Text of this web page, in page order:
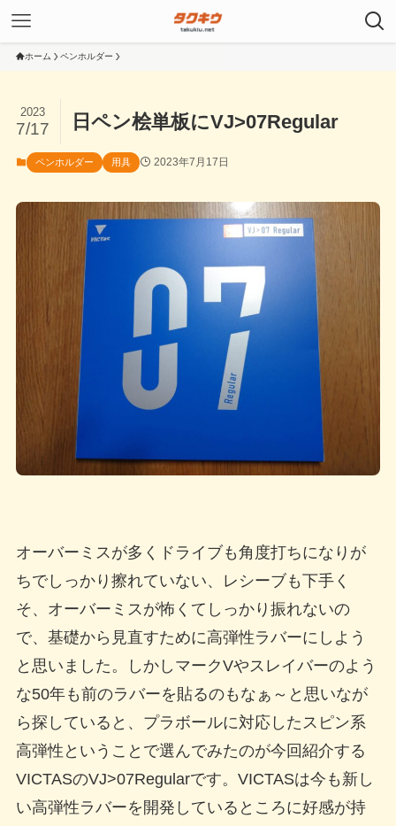
ホーム ペンホルダー
日ペン桧単板にVJ>07Regular
2023
7/17
ペンホルダー 用具 2023年7月17日
オーバーミスが多くドライブも角度打ちになりが
ちでしっかり擦れていない、レシーブも下手く
そ、オーバーミスが怖くてしっかり振れないの
で、基礎から見直すために高弾性ラバーにしよう
と思いました。しかしマークVやスレイバーのよう
な50年も前のラバーを貼るのもなぁ～と思いなが
ら探していると、プラボールに対応したスピン系
高弾性ということで選んでみたのが今回紹介する
VICTASのVJ>07Regularです。VICTASは今も新し
い高弾性ラバーを開発しているところに好感が持